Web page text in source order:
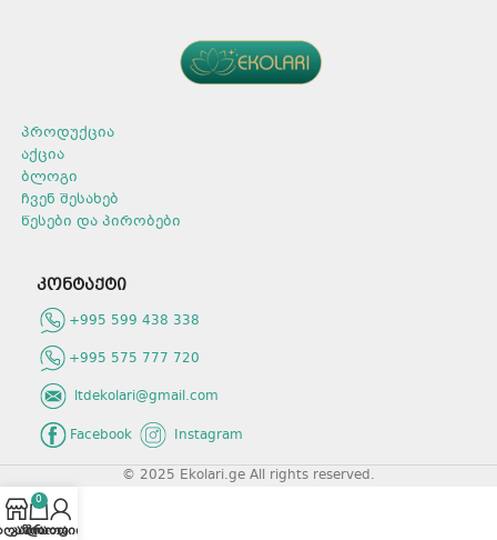
მოცულობა: 1500 მლ.
რაოდენობა შეფუთვაში: 9
არომატი: ლიმონი.
პროდუქცია
აქცია
ბლოგი
ჩვენ შესახებ
წესები და პირობები
კონტაქტი
+995 599 438 338
+995 575 777 720
ltdekolari@gmail.com
Facebook
Instagram
© 2025 Ekolari.ge All rights reserved.
0
კალათა
პროფილი